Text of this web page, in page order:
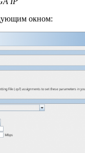
окном: